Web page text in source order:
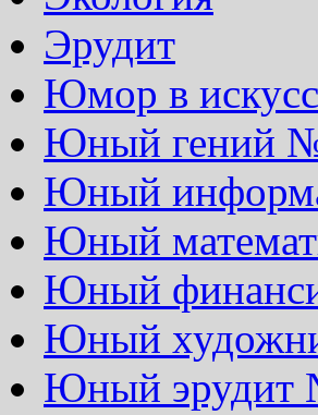
Эрудит
Юмор в
Юный гений
Юный
Юный
Юный
Юный
Юный эрудит